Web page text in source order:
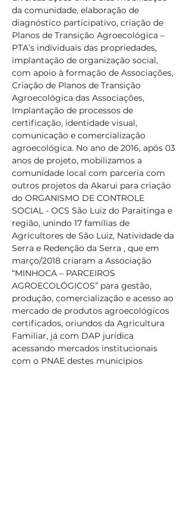
da comunidade, elaboração de
diagnóstico participativo, criação de
Planos de Transição Agroecológica –
PTA’s individuais das propriedades,
implantação de organização social,
com apoio à formação de Associações,
Criação de Planos de Transição
Agroecológica das Associações,
Implantação de processos de
certificação, identidade visual,
comunicação e comercialização
agroecológica. No ano de 2016, após 03
anos de projeto, mobilizamos a
comunidade local com parceria com
outros projetos da Akarui para criação
do ORGANISMO DE CONTROLE
SOCIAL - OCS São Luiz do Paraitinga e
região, unindo 17 famílias de
Agricultores de São Luiz, Natividade da
Serra e Redenção da Serra , que em
março/2018 criaram a Associação
“MINHOCA – PARCEIROS
AGROECOLÓGICOS” para gestão,
produção, comercialização e acesso ao
mercado de produtos agroecológicos
certificados, oriundos da Agricultura
Familiar, já com DAP jurídica
acessando mercados institucionais
com o PNAE destes municípios